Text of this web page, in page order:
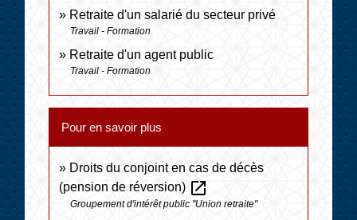
Retraite d'un salarié du secteur privé
Travail - Formation
Retraite d'un agent public
Travail - Formation
Pour en savoir plus
Droits du conjoint en cas de décès
(pension de réversion) open_in_new
Groupement d'intérêt public "Union retraite"